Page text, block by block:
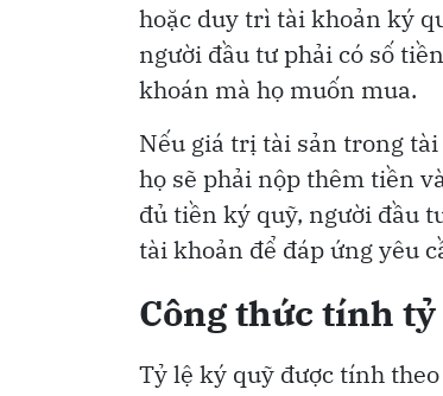
hoặc duy trì tài khoản ký
người đầu tư phải có số
khoán mà họ muốn mua.
Nếu giá trị tài sản trong
họ sẽ phải nộp thêm tiền
đủ tiền ký quỹ, người đầu
tài khoản để đáp ứng yêu
Công thức tính
Tỷ lệ ký quỹ được tính